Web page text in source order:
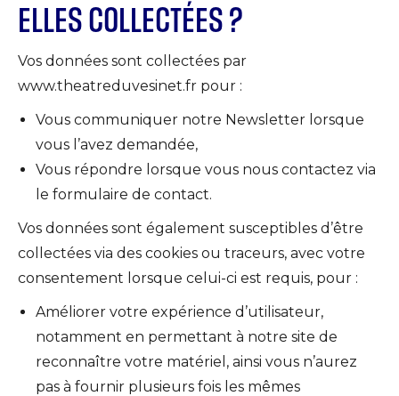
ELLES COLLECTÉES ?
Vos données sont collectées par
www.theatreduvesinet.fr pour :
Vous communiquer notre Newsletter lorsque
vous l’avez demandée,
Vous répondre lorsque vous nous contactez via
le formulaire de contact.
Vos données sont également susceptibles d’être
collectées via des cookies ou traceurs, avec votre
consentement lorsque celui-ci est requis, pour :
Améliorer votre expérience d’utilisateur,
notamment en permettant à notre site de
reconnaître votre matériel, ainsi vous n’aurez
pas à fournir plusieurs fois les mêmes